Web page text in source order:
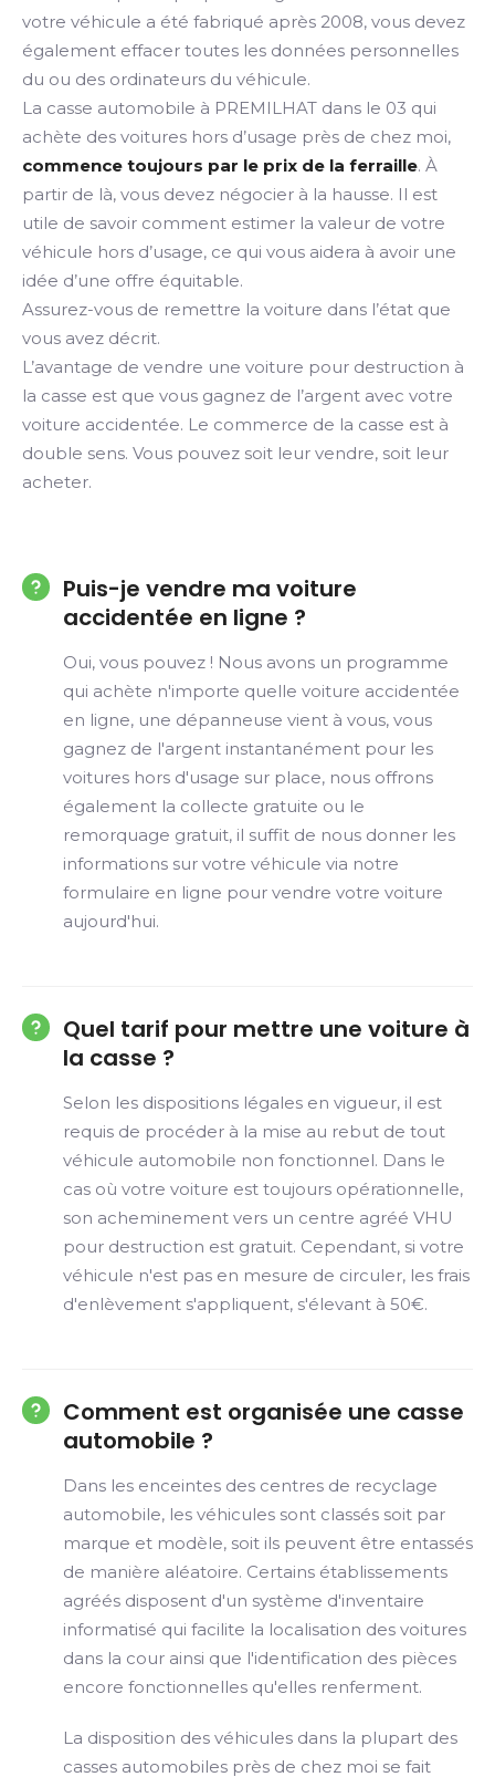
votre véhicule a été fabriqué après 2008, vous devez
également effacer toutes les données personnelles
du ou des ordinateurs du véhicule.
La casse automobile à PREMILHAT dans le 03 qui
achète des voitures hors d’usage près de chez moi,
commence toujours par le prix de la ferraille. À
partir de là, vous devez négocier à la hausse. Il est
utile de savoir comment estimer la valeur de votre
véhicule hors d’usage, ce qui vous aidera à avoir une
idée d’une offre équitable.
Assurez-vous de remettre la voiture dans l’état que
vous avez décrit.
L’avantage de vendre une voiture pour destruction à
la casse est que vous gagnez de l’argent avec votre
voiture accidentée. Le commerce de la casse est à
double sens. Vous pouvez soit leur vendre, soit leur
acheter.
Puis-je vendre ma voiture
accidentée en ligne ?
Oui, vous pouvez ! Nous avons un programme
qui achète n'importe quelle voiture accidentée
en ligne, une dépanneuse vient à vous, vous
gagnez de l'argent instantanément pour les
voitures hors d'usage sur place, nous offrons
également la collecte gratuite ou le
remorquage gratuit, il suffit de nous donner les
informations sur votre véhicule via notre
formulaire en ligne pour vendre votre voiture
aujourd'hui.
Quel tarif pour mettre une voiture à
la casse ?
Selon les dispositions légales en vigueur, il est
requis de procéder à la mise au rebut de tout
véhicule automobile non fonctionnel. Dans le
cas où votre voiture est toujours opérationnelle,
son acheminement vers un centre agréé VHU
pour destruction est gratuit. Cependant, si votre
véhicule n'est pas en mesure de circuler, les frais
d'enlèvement s'appliquent, s'élevant à 50€.
Comment est organisée une casse
automobile ?
Dans les enceintes des centres de recyclage
automobile, les véhicules sont classés soit par
marque et modèle, soit ils peuvent être entassés
de manière aléatoire. Certains établissements
agréés disposent d'un système d'inventaire
informatisé qui facilite la localisation des voitures
dans la cour ainsi que l'identification des pièces
encore fonctionnelles qu'elles renferment.
La disposition des véhicules dans la plupart des
casses automobiles près de chez moi se fait